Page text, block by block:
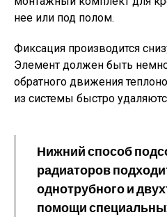
нее или под полом.
Фиксация производится
Элемент должен быть
обратного движения
из системы быстро
Нижний способ
радиаторов
однотрубного и
помощи